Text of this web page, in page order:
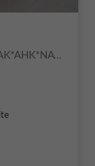
EcoBlue WILDTRAK Double 2.0 WILDTRAK*AHK*NAVI*LED*PDC*KAMERA*TEMPOMAT*SHZ*KLIMA